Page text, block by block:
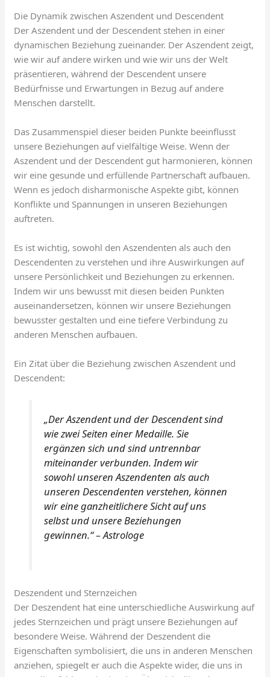
Die Dynamik zwischen Aszendent und Descendent
Der Aszendent und der Descendent stehen in einer
dynamischen Beziehung zueinander. Der Aszendent zeigt,
wie wir auf andere wirken und wie wir uns der Welt
präsentieren, während der Descendent unsere
Bedürfnisse und Erwartungen in Bezug auf andere
Menschen darstellt.
Das Zusammenspiel dieser beiden Punkte beeinflusst
unsere Beziehungen auf vielfältige Weise. Wenn der
Aszendent und der Descendent gut harmonieren, können
wir eine gesunde und erfüllende Partnerschaft aufbauen.
Wenn es jedoch disharmonische Aspekte gibt, können
Konflikte und Spannungen in unseren Beziehungen
auftreten.
Es ist wichtig, sowohl den Aszendenten als auch den
Descendenten zu verstehen und ihre Auswirkungen auf
unsere Persönlichkeit und Beziehungen zu erkennen.
Indem wir uns bewusst mit diesen beiden Punkten
auseinandersetzen, können wir unsere Beziehungen
bewusster gestalten und eine tiefere Verbindung zu
anderen Menschen aufbauen.
Ein Zitat über die Beziehung zwischen Aszendent und
Descendent:
„Der Aszendent und der Descendent sind
wie zwei Seiten einer Medaille. Sie
ergänzen sich und sind untrennbar
miteinander verbunden. Indem wir
sowohl unseren Aszendenten als auch
unseren Descendenten verstehen, können
wir eine ganzheitlichere Sicht auf uns
selbst und unsere Beziehungen
gewinnen.“ – Astrologe
Deszendent und Sternzeichen
Der Deszendent hat eine unterschiedliche Auswirkung auf
jedes Sternzeichen und prägt unsere Beziehungen auf
besondere Weise. Während der Deszendent die
Eigenschaften symbolisiert, die uns in anderen Menschen
anziehen, spiegelt er auch die Aspekte wider, die uns in